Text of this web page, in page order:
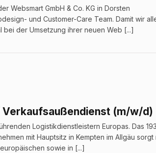
Websmart GmbH & Co. KG in Dorsten
und Customer-Care Team. Damit wir
bei der Umsetzung ihrer neuen Web [...]
Verkaufsaußendienst (m/w/d)
Logistikdienstleistern Europas. Das
mit Hauptsitz in Kempten im Allgäu sorgt
sowie in [...]